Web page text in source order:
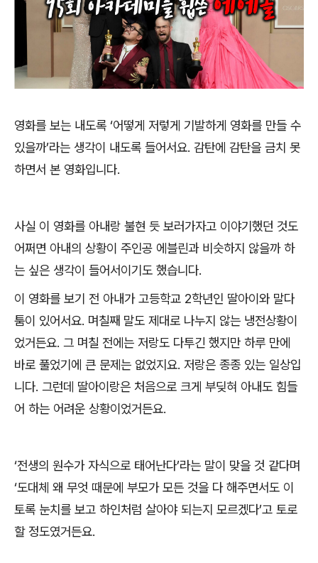
영화를 보는 내도록 ‘어떻게 저렇게 기발하게 영화를 만들 수
있을까’라는 생각이 내도록 들어서요. 감탄에 감탄을 금치 못
하면서 본 영화입니다.
사실 이 영화를 아내랑 불현 듯 보러가자고 이야기했던 것도
어쩌면 아내의 상황이 주인공 에블린과 비슷하지 않을까 하
는 싶은 생각이 들어서이기도 했습니다.
이 영화를 보기 전 아내가 고등학교 2학년인 딸아이와 말다
툼이 있어서요. 며칠째 말도 제대로 나누지 않는 냉전상황이
었거든요. 그 며칠 전에는 저랑도 다투긴 했지만 하루 만에
바로 풀었기에 큰 문제는 없었지요. 저랑은 종종 있는 일상입
니다. 그런데 딸아이랑은 처음으로 크게 부딪혀 아내도 힘들
어 하는 어려운 상황이었거든요.
‘전생의 원수가 자식으로 태어난다’라는 말이 맞을 것 같다며
‘도대체 왜 무엇 때문에 부모가 모든 것을 다 해주면서도 이
토록 눈치를 보고 하인처럼 살아야 되는지 모르겠다’고 토로
할 정도였거든요.